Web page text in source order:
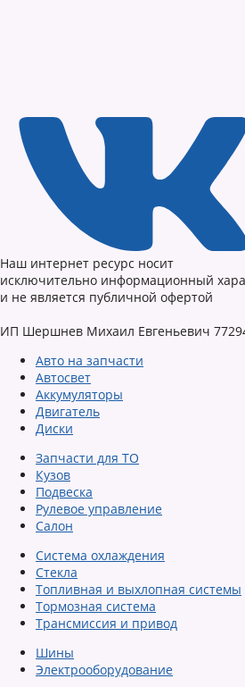
Наш интернет ресурс носит
исключительно информационный
и не является публичной офертой
ИП Шершнев Михаил Евгеньевич
Авто на запчасти
Автосвет
Аккумуляторы
Двигатель
Диски
Запчасти для ТО
Кузов
Подвеска
Рулевое управление
Салон
Система охлаждения
Стекла
Топливная и выхлопная системы
Тормозная система
Трансмиссия и привод
Шины
Электрооборудование